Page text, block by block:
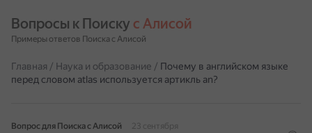
Вопросы к Поиску с Алисой
Примеры ответов Поиска с Алисой
Главная / Наука и образование / Почему в английском языке
перед словом atlas используется артикль an?
Вопрос для Поиска с Алисой
23 сентября